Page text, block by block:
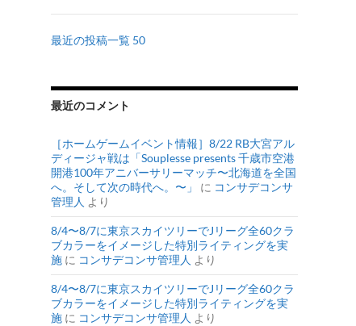
最近の投稿一覧 50
最近のコメント
［ホームゲームイベント情報］8/22 RB大宮アル
ディージャ戦は「Souplesse presents 千歳市空港
開港100年アニバーサリーマッチ〜北海道を全国
へ。そして次の時代へ。〜」
に コンサデコンサ
管理人 より
8/4〜8/7に東京スカイツリーでJリーグ全60クラ
ブカラーをイメージした特別ライティングを実
施 に コンサデコンサ管理人 より
8/4〜8/7に東京スカイツリーでJリーグ全60クラ
ブカラーをイメージした特別ライティングを実
施 に コンサデコンサ管理人 より